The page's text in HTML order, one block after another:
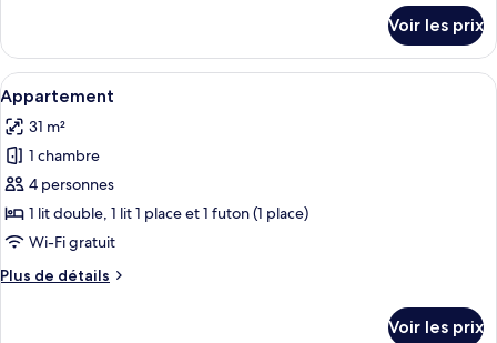
le
type
de
chambre
Appartement
Voir les prix
Afficher
toutes
les
photos
pour
ce
type
chambre :
14
Appartement
31 m²
1 chambre
4 personnes
1 lit double, 1 lit 1 place et 1 futon (1 place)
Wi-Fi gratuit
Plus de détails
Plus
Voir les prix